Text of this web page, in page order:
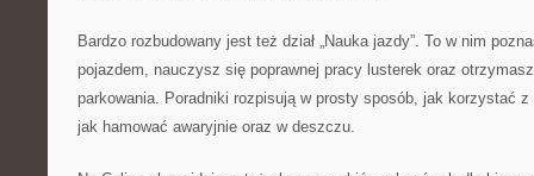
Bardzo rozbudowany jest też dział „Nauka jazdy”. To w nim
pojazdem, nauczysz się poprawnej pracy lusterek oraz
parkowania. Poradniki rozpisują w prosty sposób, jak korzystać
jak hamować awaryjnie oraz w deszczu.